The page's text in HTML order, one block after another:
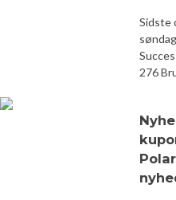
Sidste
søndag
276